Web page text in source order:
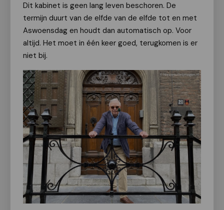
Dit kabinet is geen lang leven beschoren. De
termijn duurt van de elfde van de elfde tot en met
Aswoensdag en houdt dan automatisch op. Voor
altijd. Het moet in één keer goed, terugkomen is er
niet bij.